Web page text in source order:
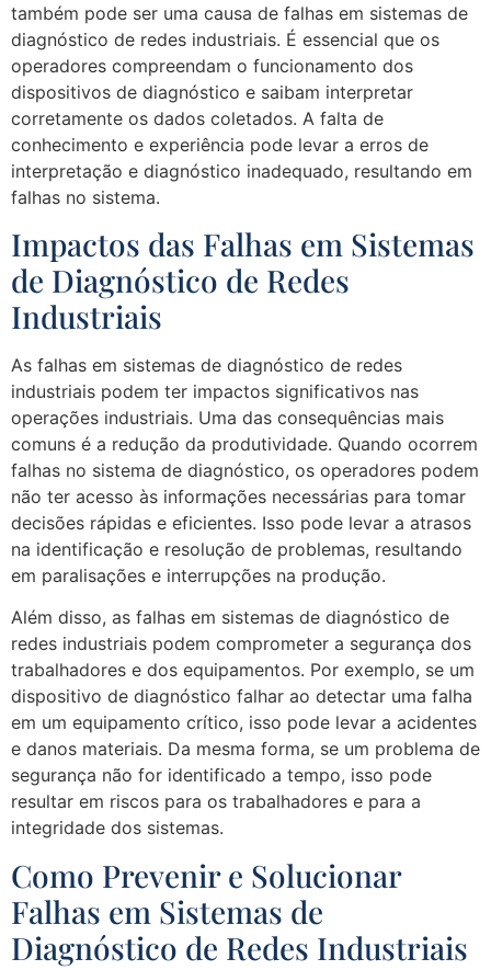
também pode ser uma causa de falhas em sistemas de
diagnóstico de redes industriais. É essencial que os
operadores compreendam o funcionamento dos
dispositivos de diagnóstico e saibam interpretar
corretamente os dados coletados. A falta de
conhecimento e experiência pode levar a erros de
interpretação e diagnóstico inadequado, resultando em
falhas no sistema.
Impactos das Falhas em Sistemas
de Diagnóstico de Redes
Industriais
As falhas em sistemas de diagnóstico de redes
industriais podem ter impactos significativos nas
operações industriais. Uma das consequências mais
comuns é a redução da produtividade. Quando ocorrem
falhas no sistema de diagnóstico, os operadores podem
não ter acesso às informações necessárias para tomar
decisões rápidas e eficientes. Isso pode levar a atrasos
na identificação e resolução de problemas, resultando
em paralisações e interrupções na produção.
Além disso, as falhas em sistemas de diagnóstico de
redes industriais podem comprometer a segurança dos
trabalhadores e dos equipamentos. Por exemplo, se um
dispositivo de diagnóstico falhar ao detectar uma falha
em um equipamento crítico, isso pode levar a acidentes
e danos materiais. Da mesma forma, se um problema de
segurança não for identificado a tempo, isso pode
resultar em riscos para os trabalhadores e para a
integridade dos sistemas.
Como Prevenir e Solucionar
Falhas em Sistemas de
Diagnóstico de Redes Industriais